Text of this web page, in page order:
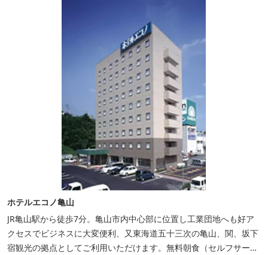
ホテルエコノ亀山
JR亀山駅から徒歩7分。亀山市内中心部に位置し工業団地へも好ア
クセスでビジネスに大変便利、又東海道五十三次の亀山、関、坂下
宿観光の拠点としてご利用いただけます。無料朝食（セルフサービ